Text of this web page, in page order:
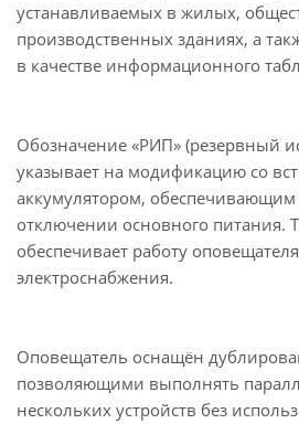
устанавливаемых в жилых,
производственных зданиях, а
в качестве информационного
Обозначение «РИП» (резервный
указывает на модификацию со
аккумулятором, обеспечивающим
отключении основного питания.
обеспечивает работу
электроснабжения.
Оповещатель оснащён
позволяющими выполнять
нескольких устройств без